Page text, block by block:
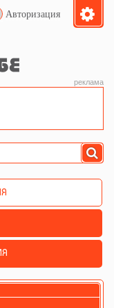
Авторизация
реклама